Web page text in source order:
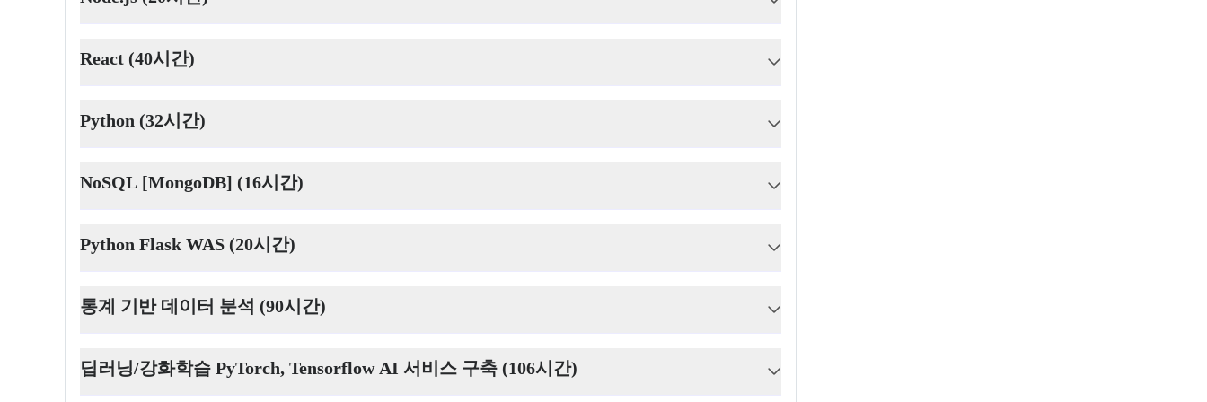
React (40시간)
Python (32시간)
NoSQL [MongoDB] (16시간)
Python Flask WAS (20시간)
통계 기반 데이터 분석 (90시간)
딥러닝/강화학습 PyTorch, Tensorflow AI 서비스 구축 (106시간)